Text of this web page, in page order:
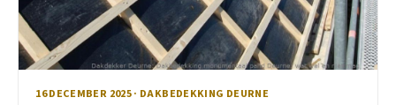
16 DECEMBER 2025 · DAKBEDEKKING DEURNE